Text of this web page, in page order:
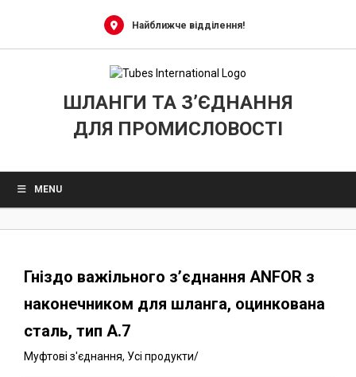
Найближче відділення!
ШЛАНГИ ТА З’ЄДНАННЯ
ДЛЯ ПРОМИСЛОВОСТІ
MENU
Гніздо важільного з’єднання ANFOR з
наконечником для шланга, оцинкована
сталь, тип A.7
Муфтові з'єднання, Усі продукти/